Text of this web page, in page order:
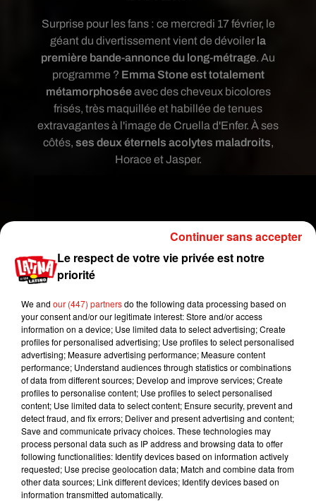
Surprise pour les fans : ce mercredi 17 février, le
géant du divertissement vient de dévoiler la
première bande-annonce du long-métrage. Au
programme ? Emma Stone est totalement
métamorphoséeavec des cheveux bicolores
frisés, très maquillée et habillée de tenues
extravagantes à l'image de Cruella d'Enfer. À ses
côtés, ses deux éternels acolytes maladroits,
Horace et Jasper.
Le respect de votre vie privée est notre
priorité
We and our (447) partnersdo the following data processing based on
your consent and/or our legitimate interest: Store and/or access
information on a device; Use limited data to select advertising; Create
profiles for personalised advertising; Use profiles to select personalised
advertising; Measure advertising performance; Measure content
performance; Understand audiences through statistics or combinations
of data from different sources; Develop and improve services; Create
profiles to personalise content; Use profiles to select personalised
content; Use limited data to select content; Ensure security, prevent and
detect fraud, and fix errors; Deliver and present advertising and content;
Save and communicate privacy choices. These technologies may
process personal data such as IP address and browsing data to offer
following functionalities: Identify devices based on information actively
requested; Use precise geolocation data; Match and combine data from
other data sources; Link different devices; Identify devices based on
information transmitted automatically.
Continuer sans accepter